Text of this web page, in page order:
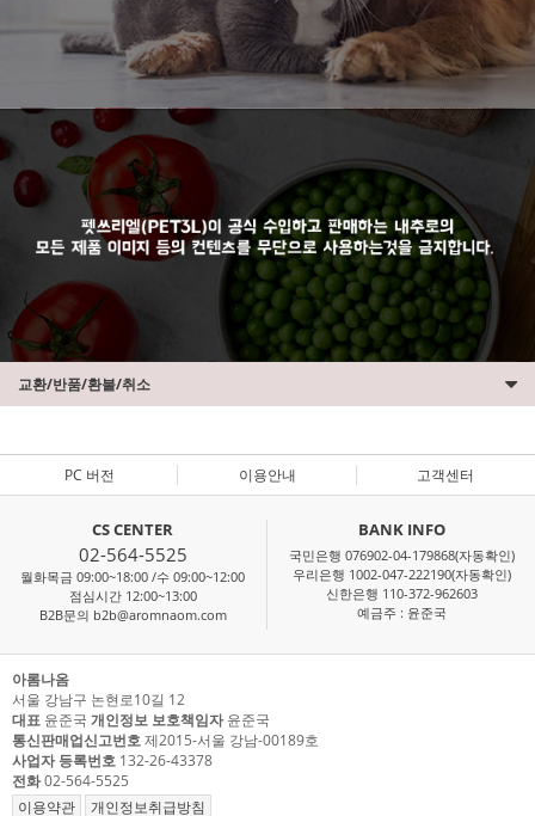
교환/반품/환불/취소
PC 버전 이용안내 고객센터
CS CENTER
02-564-5525
월화목금 09:00~18:00 /수 09:00~12:00
점심시간 12:00~13:00
B2B문의 b2b@aromnaom.com
BANK INFO
국민은행 076902-04-179868(자동확인)
우리은행 1002-047-222190(자동확인)
신한은행 110-372-962603
예금주 : 윤준국
아롬나옴
서울 강남구 논현로10길 12
대표 윤준국 개인정보 보호책임자윤준국
통신판매업신고번호제2015-서울 강남-00189호
사업자 등록번호 132-26-43378
전화02-564-5525
이용약관
개인정보취급방침